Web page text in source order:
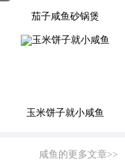
茄子咸鱼砂锅煲
玉米饼子就小咸鱼
咸鱼的更多文章>>